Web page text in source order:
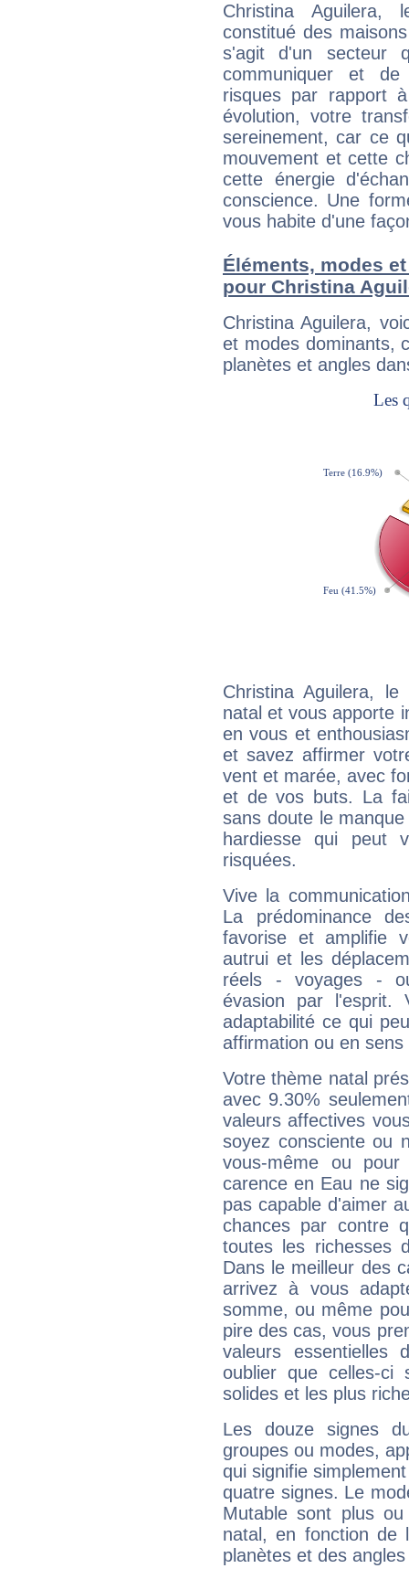
Christina Aguilera,
constitué des
s'agit d'un secteur
communiquer et
risques par rapport
évolution, votre
sereinement, car ce
mouvement et cette
cette énergie
conscience. Une
vous habite d'une
Éléments, modes
pour Christina
Christina Aguilera,
et modes dominants,
planètes et angles
Christina Aguilera,
natal et vous apporte
en vous et
et savez affirmer
vent et marée, avec
et de vos buts. La
sans doute le
hardiesse qui peut
risquées.
Vive la
La prédominance
favorise et amplifie
autrui et les
réels - voyages -
évasion par l'esprit.
adaptabilité ce qui
affirmation ou en
Votre thème natal
avec 9.30%
valeurs affectives
soyez consciente ou
vous-même ou
carence en Eau ne
pas capable d'aimer
chances par contre
toutes les richesses
Dans le meilleur des
arrivez à vous
somme, ou même
pire des cas, vous
valeurs
oublier que celles-
solides et les plus
Les douze signes
groupes ou modes,
qui signifie
quatre signes. Le
Mutable sont plus
natal, en fonction de
planètes et des